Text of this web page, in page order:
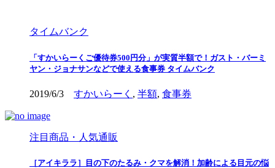
タイムバンク
「すかいらーくご優待券500円分」が実質半額で！ガスト・バーミ
ヤン・ジョナサンなどで使える食事券 タイムバンク
2019/6/3 すかいらーく , 半額, 食事券
注目商品・人気通販
［アイキララ］目の下のたるみ・クマを解消！加齢による目元の悩